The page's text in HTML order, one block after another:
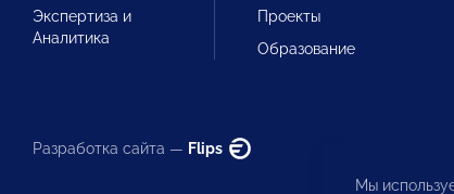
Экспертиза и
Аналитика
Проекты
Образование
Разработка сайта — Flips
Мы